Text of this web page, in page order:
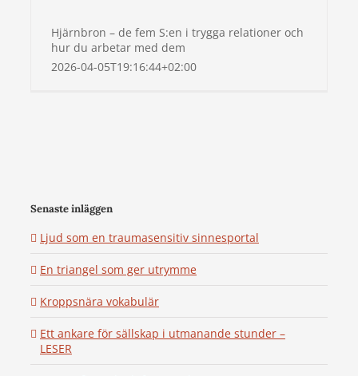
Hjärnbron – de fem S:en i trygga relationer och
hur du arbetar med dem
2026-04-05T19:16:44+02:00
Senaste inläggen
Ljud som en traumasensitiv sinnesportal
En triangel som ger utrymme
Kroppsnära vokabulär
Ett ankare för sällskap i utmanande stunder –
LESER